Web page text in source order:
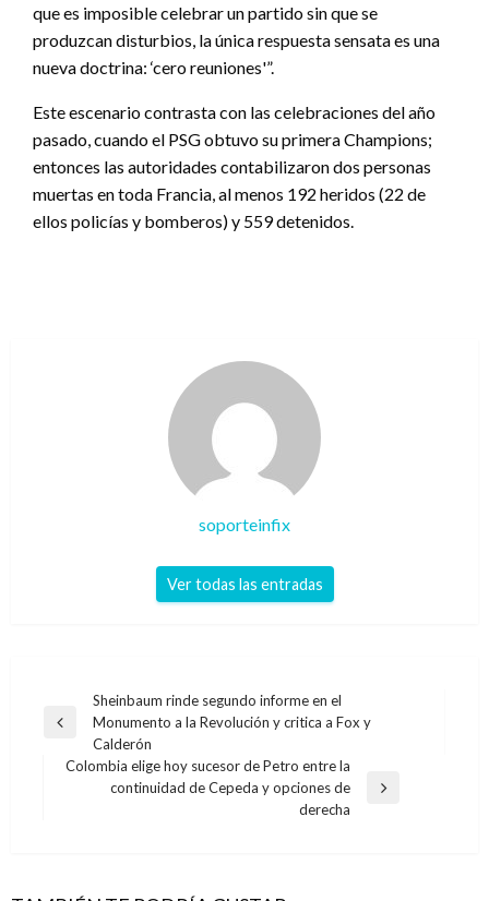
que es imposible celebrar un partido sin que se
produzcan disturbios, la única respuesta sensata es una
nueva doctrina: ‘cero reuniones'”.
Este escenario contrasta con las celebraciones del año
pasado, cuando el PSG obtuvo su primera Champions;
entonces las autoridades contabilizaron dos personas
muertas en toda Francia, al menos 192 heridos (22 de
ellos policías y bomberos) y 559 detenidos.
soporteinfix
Ver todas las entradas
Navegación
de
entradas
Entrada
Sheinbaum rinde segundo informe en el
Monumento a la Revolución y critica a Fox y
Calderón
Entrada
Colombia elige hoy sucesor de Petro entre la
continuidad de Cepeda y opciones de
derecha